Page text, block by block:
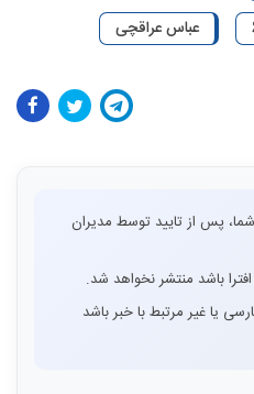
عباس عراقچی
پس از تایید توسط مدیران
باشد منتشر نخواهد شد.
یا غیر مرتبط با خبر باشد